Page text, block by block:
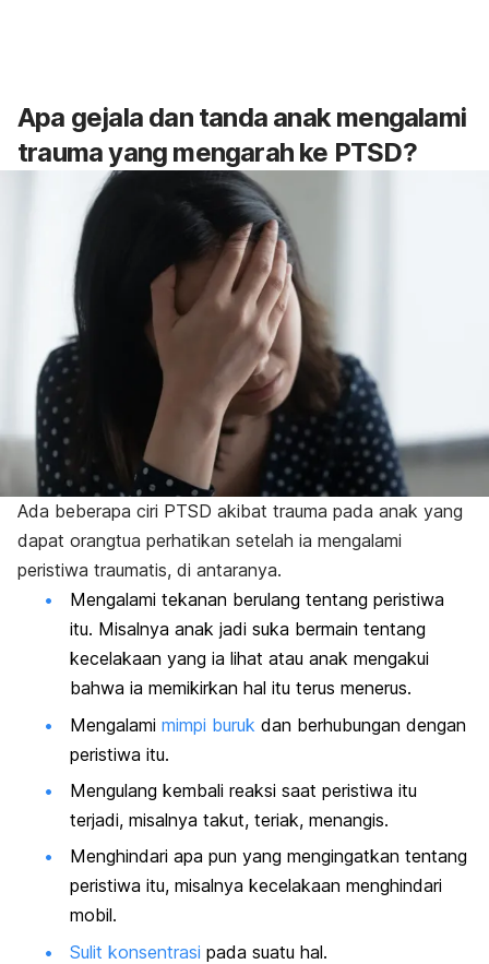
Apa gejala dan tanda anak mengalami
trauma yang mengarah ke PTSD?
Ada beberapa ciri PTSD akibat trauma pada anak yang
dapat orangtua perhatikan setelah ia mengalami
peristiwa traumatis, di antaranya.
Mengalami tekanan berulang tentang peristiwa
itu. Misalnya anak jadi suka bermain tentang
kecelakaan yang ia lihat atau anak mengakui
bahwa ia memikirkan hal itu terus menerus.
Mengalami mimpi buruk dan berhubungan dengan
peristiwa itu.
Mengulang kembali reaksi saat peristiwa itu
terjadi, misalnya takut, teriak, menangis.
Menghindari apa pun yang mengingatkan tentang
peristiwa itu, misalnya kecelakaan menghindari
mobil.
Sulit konsentrasi pada suatu hal.